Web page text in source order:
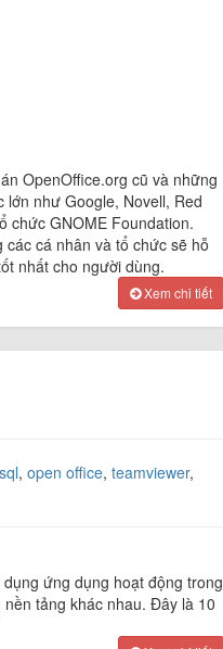
OpenOffice.org cũ và những
như Google, Novell, Red
chức GNOME Foundation.
cá nhân và tổ chức sẽ hỗ
nhất cho người dùng.
Xem chi tiết
, open office, teamviewer,
ứng dụng hoạt động trong
tảng khác nhau. Đây là 10